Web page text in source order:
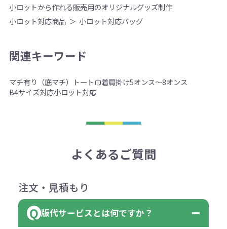
小ロットから作れる販売用のオリジナルグッズ制作
小ロット対応商品
小ロット対応バッグ
関連キーワード
マチ有り（底マチ） トート巾着肩掛け5オンス～8オンス
B4サイズ対応小ロット対応
よくあるご質問
注文・見積もり
版代サービスとは何ですか？